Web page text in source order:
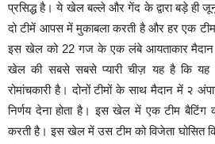
प्रसिद्ध है। ये खेल बल्ले और गेंद के द्वारा बड़े
दो टीमें आपस में मुकाबला करती है और हर एक
इस खेल को 22 गज के एक लंबे आयताकार
खेल की सबसे सबसे प्यारी चीज़ यह है कि
रोमांचकारी है। दोनों टीमों के साथ मैदान में २
निर्णय देना होता है। इस खेल में एक टीम बैटिंग
करती है। इस खेल में उस टीम को विजेता घोसित